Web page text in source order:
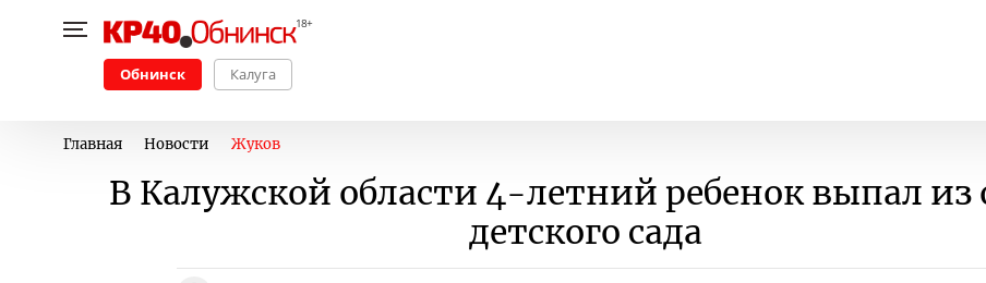
Обнинск Калуга
Главная Новости Жуков
В Калужской области 4-летний ребенок выпал из
детского сада